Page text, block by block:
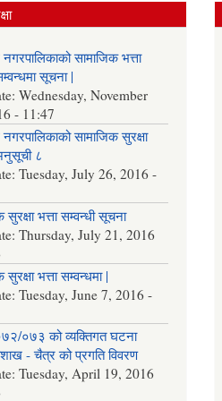
सामाजिक भत्ता
सूचना |
Wednesday, November
- 11:47
सामाजिक सुरक्षा
८
Tuesday, July 26, 2016 -
सुरक्षा भत्ता सम्वन्धी सूचना
Thursday, July 21, 2016
सुरक्षा भत्ता सम्वन्धमा |
Tuesday, June 7, 2016 -
०७३ को व्यक्तिगत घटना
- चैत्र को प्रगति विवरण
Tuesday, April 19, 2016